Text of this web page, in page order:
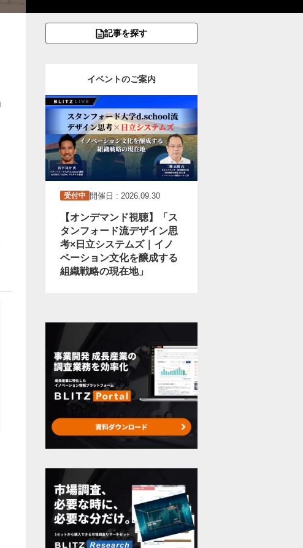
記事を探す
イベントのご案内
受付中 開催日 : 2026.09.30
【オンデマンド視聴】「ス
タンフォード流デザイン思
考×日立システムズ｜イノ
ベーション文化を醸成する
組織戦略の現在地」